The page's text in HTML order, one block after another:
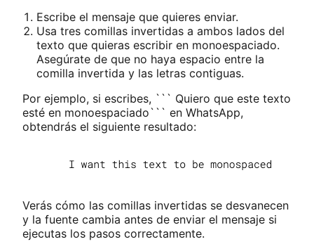
Escribe el mensaje que quieres enviar.
Usa tres comillas invertidas a ambos lados del
texto que quieras escribir en monoespaciado.
Asegúrate de que no haya espacio entre la
comilla invertida y las letras contiguas.
Por ejemplo, si escribes, ``` Quiero que este texto
esté en monoespaciado``` en WhatsApp,
obtendrás el siguiente resultado:
Verás cómo las comillas invertidas se desvanecen
y la fuente cambia antes de enviar el mensaje si
ejecutas los pasos correctamente.